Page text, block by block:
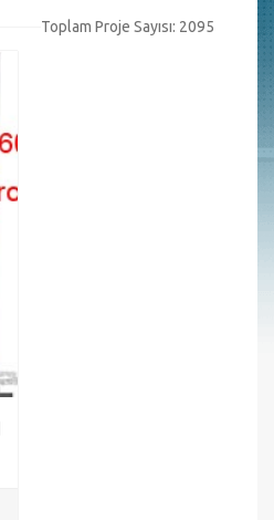
Toplam Proje Sayısı: 2095